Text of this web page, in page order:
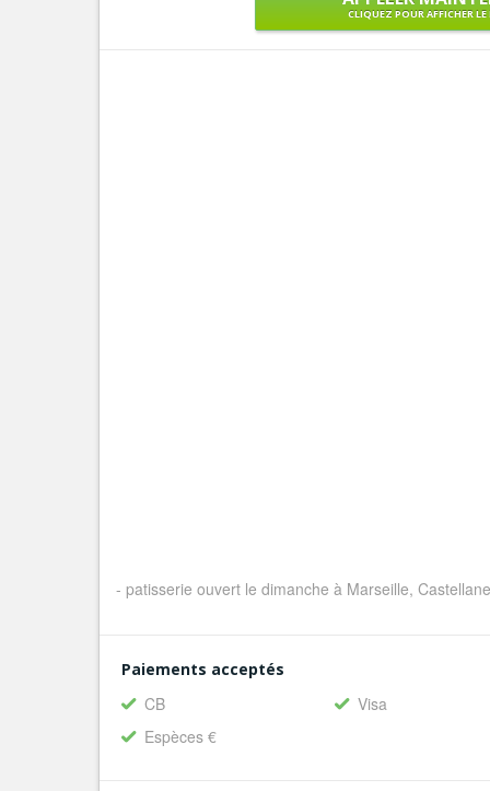
CLIQUEZ POUR AFFICHER
- patisserie ouvert le dimanche à Marseille,
Paiements acceptés
CB
Visa
Espèces €